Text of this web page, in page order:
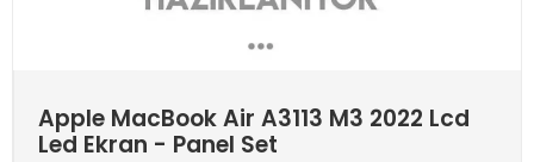
Apple MacBook Air A3113 M3 2022 Lcd
Led Ekran - Panel Set